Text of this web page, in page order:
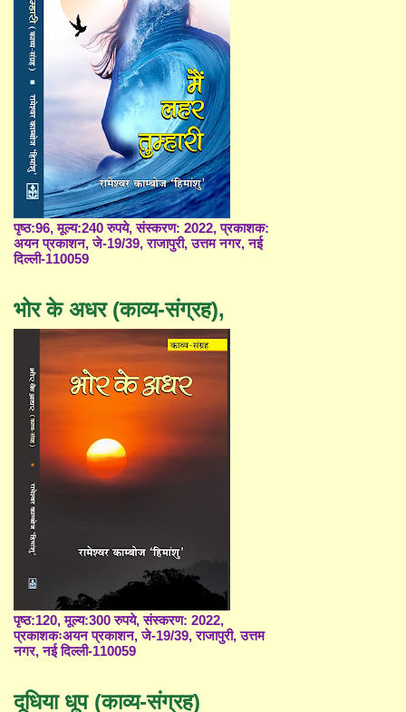
पृष्ठ:96, मूल्य:240 रुपये, संस्करण: 2022, प्रकाशक:
अयन प्रकाशन, जे-19/39, राजापुरी, उत्तम नगर, नई
दिल्ली-110059
भोर के अधर (काव्य-संग्रह),
पृष्ठ:120, मूल्य:300 रुपये, संस्करण: 2022,
प्रकाशकःअयन प्रकाशन, जे-19/39, राजापुरी, उत्तम
नगर, नई दिल्ली-110059
दूधिया धूप (काव्य-संग्रह)